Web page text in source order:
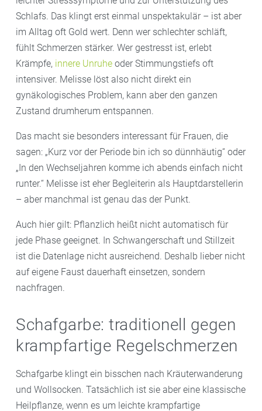
Schlafs. Das klingt erst einmal unspektakulär – ist aber
im Alltag oft Gold wert. Denn wer schlechter schläft,
fühlt Schmerzen stärker. Wer gestresst ist, erlebt
Krämpfe, innere Unruhe oder Stimmungstiefs oft
intensiver. Melisse löst also nicht direkt ein
gynäkologisches Problem, kann aber den ganzen
Zustand drumherum entspannen.
Das macht sie besonders interessant für Frauen, die
sagen: „Kurz vor der Periode bin ich so dünnhäutig“ oder
„In den Wechseljahren komme ich abends einfach nicht
runter.“ Melisse ist eher Begleiterin als Hauptdarstellerin
– aber manchmal ist genau das der Punkt.
Auch hier gilt: Pflanzlich heißt nicht automatisch für
jede Phase geeignet. In Schwangerschaft und Stillzeit
ist die Datenlage nicht ausreichend. Deshalb lieber nicht
auf eigene Faust dauerhaft einsetzen, sondern
nachfragen.
Schafgarbe: traditionell gegen
krampfartige Regelschmerzen
Schafgarbe klingt ein bisschen nach Kräuterwanderung
und Wollsocken. Tatsächlich ist sie aber eine klassische
Heilpflanze, wenn es um leichte krampfartige